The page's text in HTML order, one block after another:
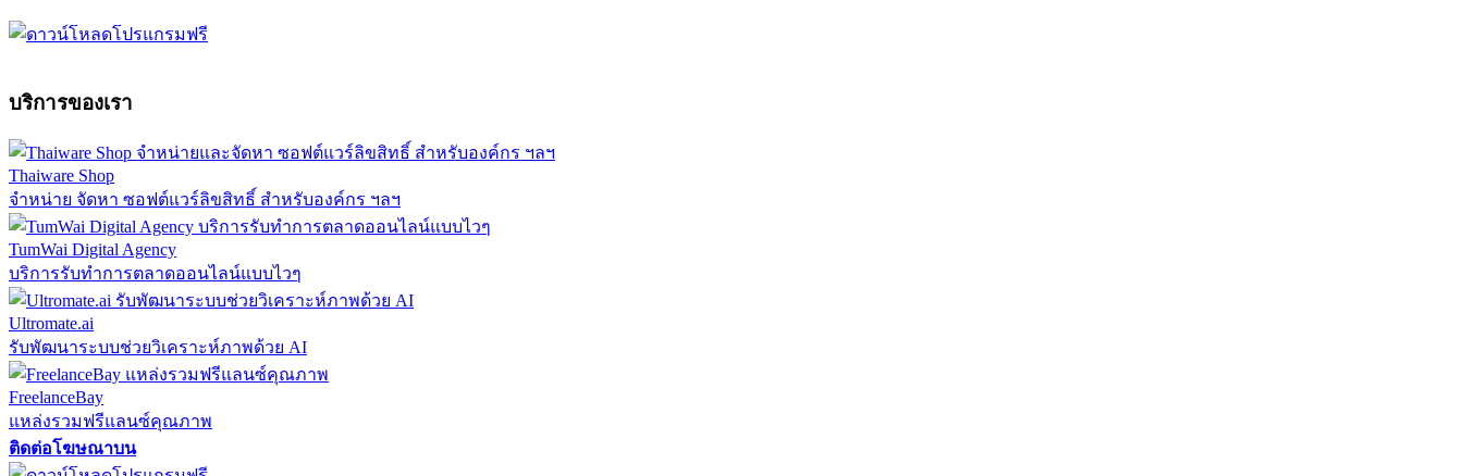
บริการของเรา
Thaiware Shop
จำหน่าย จัดหา ซอฟต์แวร์ลิขสิทธิ์ สำหรับองค์กร ฯลฯ
TumWai Digital Agency
บริการรับทำการตลาดออนไลน์แบบไวๆ
Ultromate.ai
รับพัฒนาระบบช่วยวิเคราะห์ภาพด้วย AI
FreelanceBay
แหล่งรวมฟรีแลนซ์คุณภาพ
ติดต่อโฆษณาบน